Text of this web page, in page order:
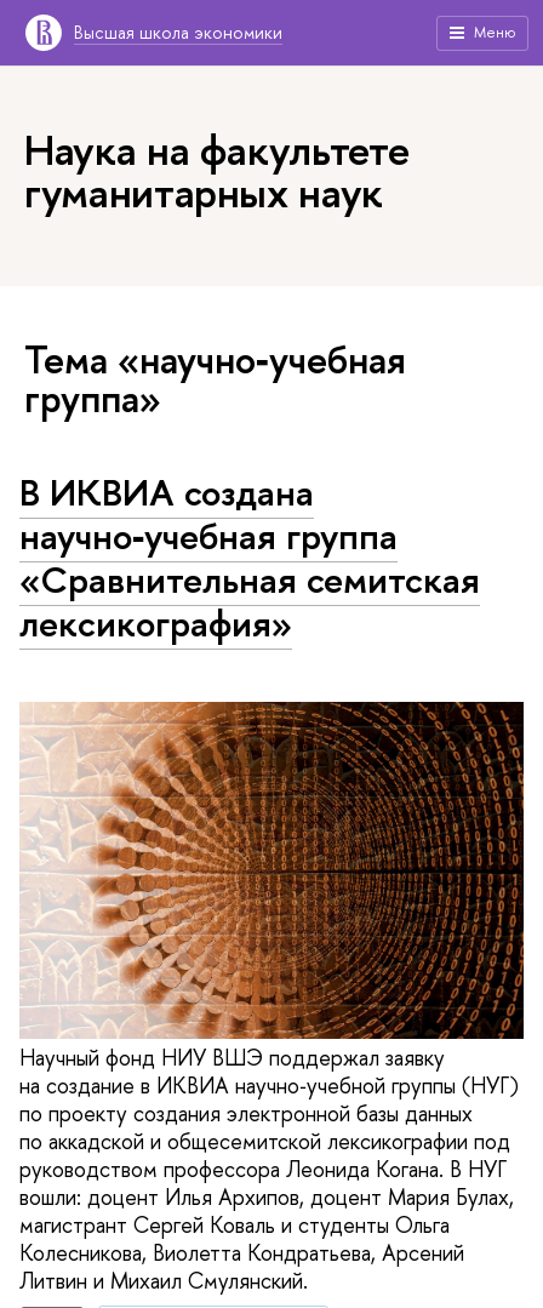
Высшая школа экономики Меню
Наука на факультете
гуманитарных наук
Тема «научно‑учебная
группа»
В ИКВИА создана
научно‑учебная группа
«Сравнительная семитская
лексикография»
Научный фонд НИУ ВШЭ поддержал заявку
на создание в ИКВИА научно‑учебной группы (НУГ)
по проекту создания электронной базы данных
по аккадской и общесемитской лексикографии под
руководством профессора Леонида Когана. В НУГ
вошли: доцент Илья Архипов, доцент Мария Булах,
магистрант Сергей Коваль и студенты Ольга
Колесникова, Виолетта Кондратьева, Арсений
Литвин и Михаил Смулянский.